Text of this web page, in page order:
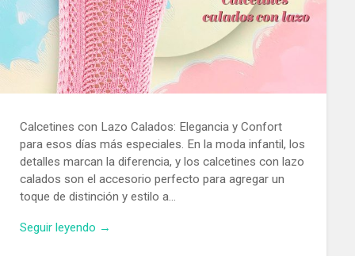
Calcetines con Lazo Calados: Elegancia y Confort
para esos días más especiales. En la moda infantil, los
detalles marcan la diferencia, y los calcetines con lazo
calados son el accesorio perfecto para agregar un
toque de distinción y estilo a…
Seguir leyendo →